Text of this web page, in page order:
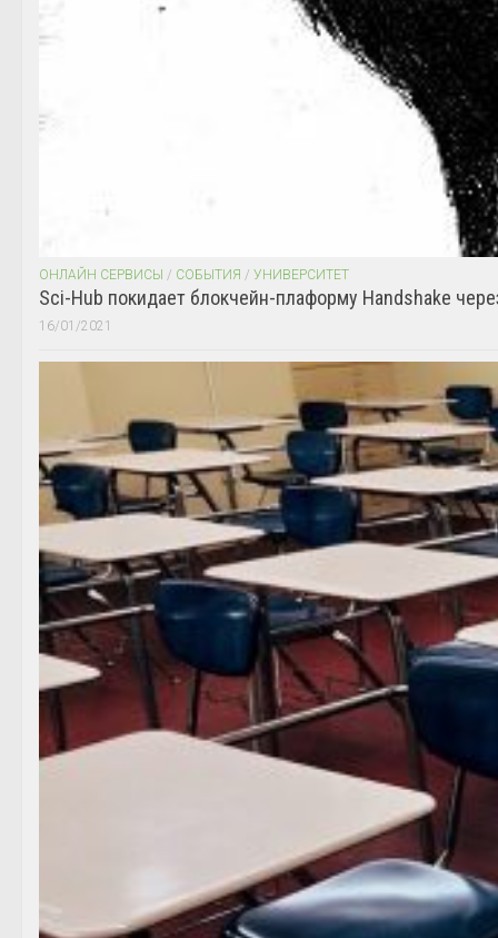
ОНЛАЙН СЕРВИСЫ / СОБЫТИЯ / УНИВЕРСИТЕТ
Sci-Hub покидает блокчейн-плаформу Handshake
16/01/2021